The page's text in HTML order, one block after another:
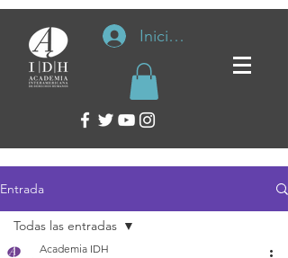
Iniciar sesión
Entrada
Todas las entradas
Academia IDH